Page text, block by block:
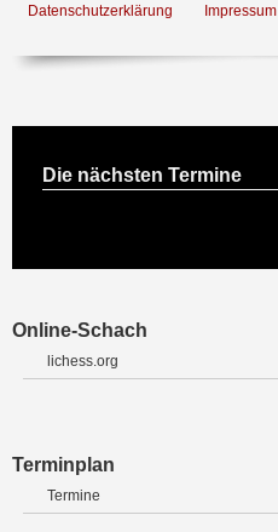
Datenschutzerklärung Impressum
Die nächsten Termine
Online-Schach
lichess.org
Terminplan
Termine